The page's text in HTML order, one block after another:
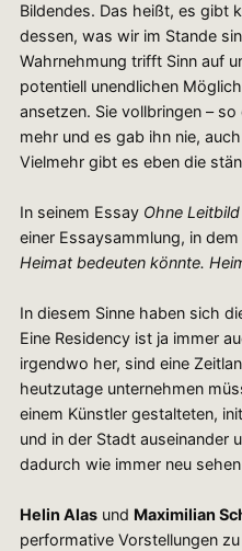
Bildendes. Das heißt, es gibt
dessen, was wir im Stande
Wahrnehmung trifft Sinn auf
potentiell unendlichen
ansetzen. Sie vollbringen –
mehr und es gab ihn nie,
Vielmehr gibt es eben die
In seinem Essay Ohne Leitbild
einer Essaysammlung, in
Heimat bedeuten könnte.
In diesem Sinne haben sich
Eine Residency ist ja immer
irgendwo her, sind eine
heutzutage unternehmen
einem Künstler gestalteten,
und in der Stadt auseinander
dadurch wie immer neu
Helin Alas und Maximilian
performative Vorstellungen